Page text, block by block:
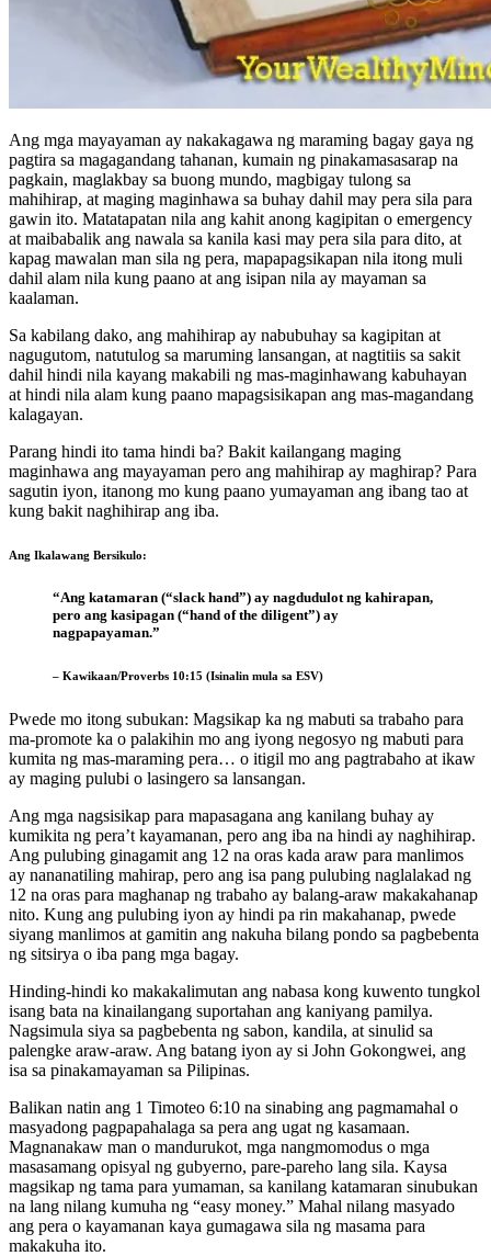
Ang mga mayayaman ay nakakagawa ng maraming bagay gaya ng
pagtira sa magagandang tahanan, kumain ng pinakamasasarap na
pagkain, maglakbay sa buong mundo, magbigay tulong sa
mahihirap, at maging maginhawa sa buhay dahil may pera sila para
gawin ito. Matatapatan nila ang kahit anong kagipitan o emergency
at maibabalik ang nawala sa kanila kasi may pera sila para dito, at
kapag mawalan man sila ng pera, mapapagsikapan nila itong muli
dahil alam nila kung paano at ang isipan nila ay mayaman sa
kaalaman.
Sa kabilang dako, ang mahihirap ay nabubuhay sa kagipitan at
nagugutom, natutulog sa maruming lansangan, at nagtitiis sa sakit
dahil hindi nila kayang makabili ng mas-maginhawang kabuhayan
at hindi nila alam kung paano mapagsisikapan ang mas-magandang
kalagayan.
Parang hindi ito tama hindi ba? Bakit kailangang maging
maginhawa ang mayayaman pero ang mahihirap ay maghirap? Para
sagutin iyon, itanong mo kung paano yumayaman ang ibang tao at
kung bakit naghihirap ang iba.
Ang Ikalawang Bersikulo:
“Ang katamaran (“slack hand”) ay nagdudulot ng kahirapan,
pero ang kasipagan (“hand of the diligent”) ay
nagpapayaman.”
– Kawikaan/Proverbs 10:15 (Isinalin mula sa ESV)
Pwede mo itong subukan: Magsikap ka ng mabuti sa trabaho para
ma-promote ka o palakihin mo ang iyong negosyo ng mabuti para
kumita ng mas-maraming pera… o itigil mo ang pagtrabaho at ikaw
ay maging pulubi o lasingero sa lansangan.
Ang mga nagsisikap para mapasagana ang kanilang buhay ay
kumikita ng pera’t kayamanan, pero ang iba na hindi ay naghihirap.
Ang pulubing ginagamit ang 12 na oras kada araw para manlimos
ay nananatiling mahirap, pero ang isa pang pulubing naglalakad ng
12 na oras para maghanap ng trabaho ay balang-araw makakahanap
nito. Kung ang pulubing iyon ay hindi pa rin makahanap, pwede
siyang manlimos at gamitin ang nakuha bilang pondo sa pagbebenta
ng sitsirya o iba pang mga bagay.
Hinding-hindi ko makakalimutan ang nabasa kong kuwento tungkol
isang bata na kinailangang suportahan ang kaniyang pamilya.
Nagsimula siya sa pagbebenta ng sabon, kandila, at sinulid sa
palengke araw-araw. Ang batang iyon ay si John Gokongwei, ang
isa sa pinakamayaman sa Pilipinas.
Balikan natin ang 1 Timoteo 6:10 na sinabing ang pagmamahal o
masyadong pagpapahalaga sa pera ang ugat ng kasamaan.
Magnanakaw man o mandurukot, mga nangmomodus o mga
masasamang opisyal ng gubyerno, pare-pareho lang sila. Kaysa
magsikap ng tama para yumaman, sa kanilang katamaran sinubukan
na lang nilang kumuha ng “easy money.” Mahal nilang masyado
ang pera o kayamanan kaya gumagawa sila ng masama para
makakuha ito.